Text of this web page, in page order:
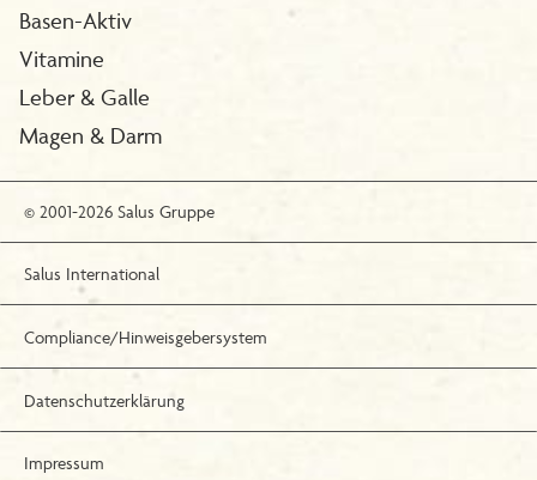
Basen-Aktiv
Vitamine
Leber & Galle
Magen & Darm
© 2001-2026 Salus Gruppe
Salus International
Compliance/Hinweisgebersystem
Datenschutzerklärung
Impressum